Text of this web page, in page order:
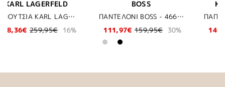
ΠΑΝΤΕΛΟΝΙ BOSS - 466 ΣΙΕΛ
30%
KARL LAGERFELD
ΠΑΠΟΥΤΣΙΑ KARL LAGERFELD - 444 DARK BROWN LEATHER & TEXTILE
149,97€
249,95€ 40% 88,00€